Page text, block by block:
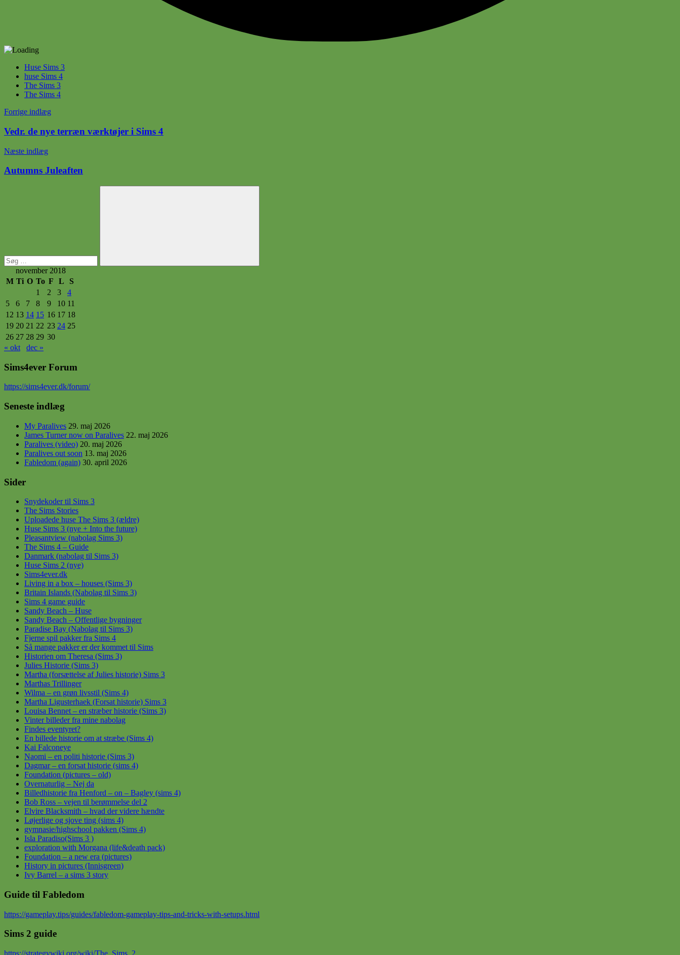
Huse Sims 3
huse Sims 4
The Sims 3
The Sims 4
Indlægsnavigation
Forrige indlæg
Vedr. de nye terræn værktøjer i Sims 4
Næste indlæg
Autumns Juleaften
Søg
november 2018
M Ti O To F L
S
1
2 3
4
5
6 7 8 9 10 11
12 13 14 15 16 17 18
19 20 21 22 23 24 25
26 27 28 29 30
« okt
dec »
Sims4ever Forum
https://sims4ever.dk/forum/
Seneste indlæg
My Paralives 29. maj 2026
James Turner now on Paralives 22. maj 2026
Paralives (video) 20. maj 2026
Paralives out soon 13. maj 2026
Fabledom (again) 30. april 2026
Sider
Snydekoder til Sims 3
The Sims Stories
Uploadede huse The Sims 3 (ældre)
Huse Sims 3 (nye + Into the future)
Pleasantview (nabolag Sims 3)
The Sims 4 – Guide
Danmark (nabolag til Sims 3)
Huse Sims 2 (nye)
Sims4ever.dk
Living in a box – houses (Sims 3)
Britain Islands (Nabolag til Sims 3)
Sims 4 game guide
Sandy Beach – Huse
Sandy Beach – Offentlige bygninger
Paradise Bay (Nabolag til Sims 3)
Fjerne spil pakker fra Sims 4
Så mange pakker er der kommet til Sims
Historien om Theresa (Sims 3)
Julies Historie (Sims 3)
Martha (forsættelse af Julies historie) Sims 3
Marthas Trillinger
Wilma – en grøn livsstil (Sims 4)
Martha Ligusterhaek (Forsat historie) Sims 3
Louisa Bennet – en stræber historie (Sims 3)
Vinter billeder fra mine nabolag
Findes eventyret?
En billede historie om at stræbe (Sims 4)
Kai Falconeye
Naomi – en politi historie (Sims 3)
Dagmar – en forsat historie (sims 4)
Foundation (pictures – old)
Overnaturlig – Nej da
Billedhistorie fra Henford – on – Bagley (sims 4)
Bob Ross – vejen til berømmelse del 2
Elvire Blacksmith – hvad der videre hændte
Løjerlige og sjove ting (sims 4)
gymnasie/highschool pakken (Sims 4)
Isla Paradiso(Sims 3 )
exploration with Morgana (life&death pack)
Foundation – a new era (pictures)
History in pictures (Innisgreen)
Ivy Barrel – a sims 3 story
Guide til Fabledom
https://gameplay.tips/guides/fabledom-gameplay-tips-and-tricks-with-setups.html
Sims 2 guide